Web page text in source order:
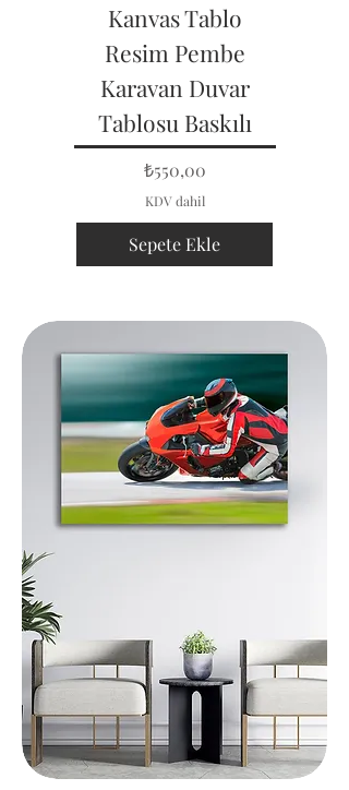
Kanvas Tablo
Resim Pembe
Karavan Duvar
Tablosu Baskılı
Fiyat
₺550,00
KDV dahil
Sepete Ekle